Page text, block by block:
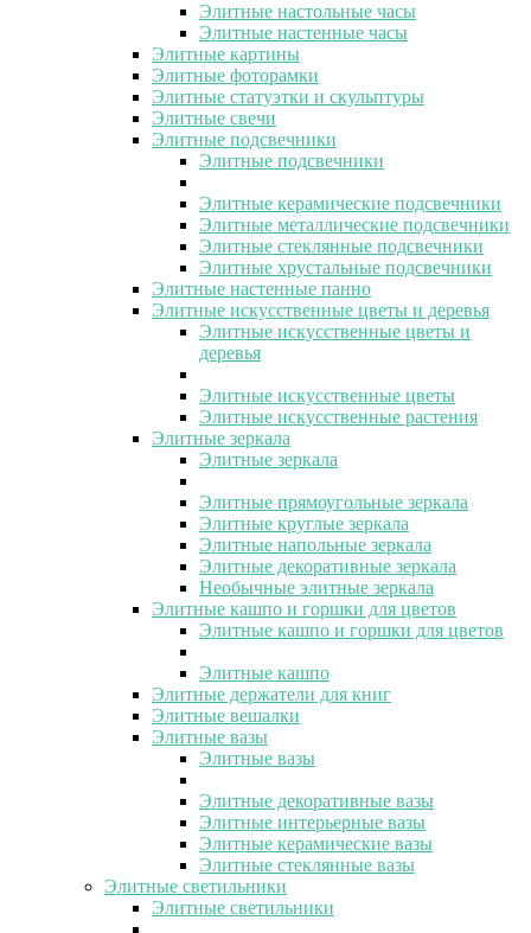
Элитные настольные часы
Элитные настенные часы
Элитные картины
Элитные фоторамки
Элитные статуэтки и скульптуры
Элитные свечи
Элитные подсвечники
Элитные подсвечники
Элитные керамические подсвечники
Элитные металлические подсвечники
Элитные стеклянные подсвечники
Элитные хрустальные подсвечники
Элитные настенные панно
Элитные искусственные цветы и деревья
Элитные искусственные цветы и
деревья
Элитные искусственные цветы
Элитные искусственные растения
Элитные зеркала
Элитные зеркала
Элитные прямоугольные зеркала
Элитные круглые зеркала
Элитные напольные зеркала
Элитные декоративные зеркала
Необычные элитные зеркала
Элитные кашпо и горшки для цветов
Элитные кашпо и горшки для цветов
Элитные кашпо
Элитные держатели для книг
Элитные вешалки
Элитные вазы
Элитные вазы
Элитные декоративные вазы
Элитные интерьерные вазы
Элитные керамические вазы
Элитные стеклянные вазы
Элитные светильники
Элитные светильники